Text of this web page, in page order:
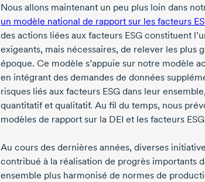
Nous allons maintenant un peu plus loin dans
un modèle national de rapport sur les facteurs
des actions liées aux facteurs ESG constituent
exigeants, mais nécessaires, de relever les plus
époque. Ce modèle s’appuie sur notre modèle
en intégrant des demandes de données
risques liés aux facteurs ESG dans leur
quantitatif et qualitatif. Au fil du temps, nous
modèles de rapport sur la DEI et les facteurs
Au cours des dernières années, diverses
contribué à la réalisation de progrès importants
ensemble plus harmonisé de normes de